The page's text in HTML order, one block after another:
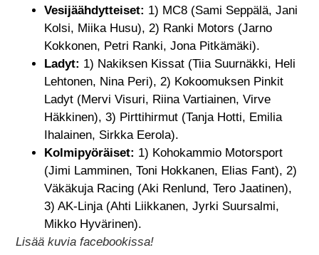
Vesijäähdytteiset: 1) MC8 (Sami Seppälä, Jani
Kolsi, Miika Husu), 2) Ranki Motors (Jarno
Kokkonen, Petri Ranki, Jona Pitkämäki).
Ladyt: 1) Nakiksen Kissat (Tiia Suurnäkki, Heli
Lehtonen, Nina Peri), 2) Kokoomuksen Pinkit
Ladyt (Mervi Visuri, Riina Vartiainen, Virve
Häkkinen), 3) Pirttihirmut (Tanja Hotti, Emilia
Ihalainen, Sirkka Eerola).
Kolmipyöräiset: 1) Kohokammio Motorsport
(Jimi Lamminen, Toni Hokkanen, Elias Fant), 2)
Väkäkuja Racing (Aki Renlund, Tero Jaatinen),
3) AK-Linja (Ahti Liikkanen, Jyrki Suursalmi,
Mikko Hyvärinen).
Lisää kuvia facebookissa!